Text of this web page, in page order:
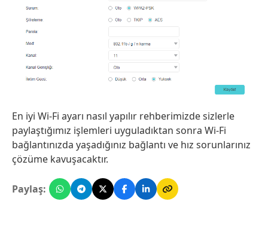
En iyi Wi-Fi ayarı nasıl yapılır rehberimizde sizlerle
paylaştığımız işlemleri uyguladıktan sonra Wi-Fi
bağlantınızda yaşadığınız bağlantı ve hız sorunlarınız
çözüme kavuşacaktır.
Paylaş: